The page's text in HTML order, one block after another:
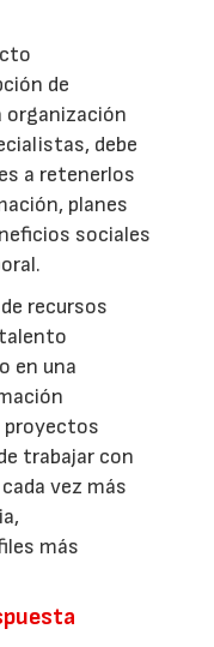
de
organización
debe
a retenerlos
planes
sociales
recursos
en una
proyectos
trabajar con
vez más
más